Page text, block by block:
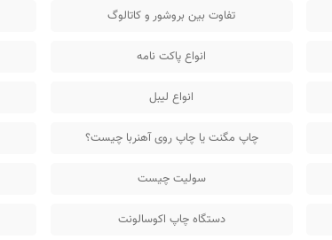
تفاوت بین بروشور و کاتالوگ
انواع پاکت نامه
انواع لیبل
چاپ مگنت یا چاپ روی آهنربا چیست؟
سولیت چیست
دستگاه چاپ اکوسالونت